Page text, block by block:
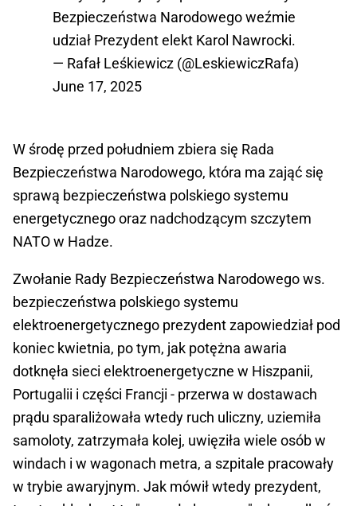
Bezpieczeństwa Narodowego weźmie
udział Prezydent elekt Karol Nawrocki.
— Rafał Leśkiewicz (@LeskiewiczRafa)
June 17, 2025
W środę przed południem zbiera się Rada
Bezpieczeństwa Narodowego, która ma zająć się
sprawą bezpieczeństwa polskiego systemu
energetycznego oraz nadchodzącym szczytem
NATO w Hadze.
Zwołanie Rady Bezpieczeństwa Narodowego ws.
bezpieczeństwa polskiego systemu
elektroenergetycznego prezydent zapowiedział pod
koniec kwietnia, po tym, jak potężna awaria
dotknęła sieci elektroenergetyczne w Hiszpanii,
Portugalii i części Francji - przerwa w dostawach
prądu sparaliżowała wtedy ruch uliczny, uziemiła
samoloty, zatrzymała kolej, uwięziła wiele osób w
windach i w wagonach metra, a szpitale pracowały
w trybie awaryjnym. Jak mówił wtedy prezydent,